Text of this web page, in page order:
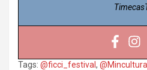
Tags: @ficci_festival , @Mincultura